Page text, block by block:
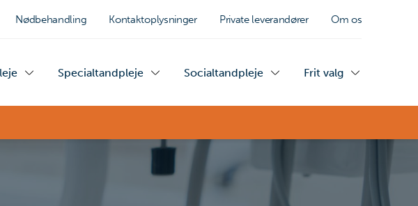
Nødbehandling Kontaktoplysninger Private leverandører Om os
Specialtandpleje Socialtandpleje Frit valg